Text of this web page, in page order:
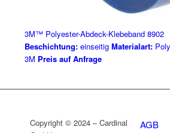
3M™ Polyester-Abdeck-Klebeband 8902
Beschichtung:einseitig Materialart:
3M Preis auf Anfrage
Copyright © 2024 – Cardinal
AGB